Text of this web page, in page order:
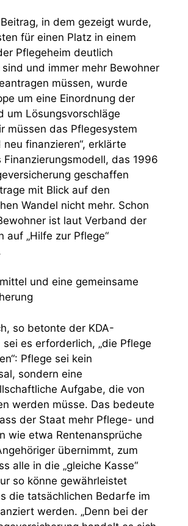
in dem gezeigt wurde,
für einen Platz in einem
Pflegeheim deutlich
und immer mehr Bewohner
müssen, wurde
um eine Einordnung der
um Lösungsvorschläge
müssen das Pflegesystem
finanzieren“, erklärte
Finanzierungsmodell, das 1996
geschaffen
mit Blick auf den
Wandel nicht mehr. Schon
ist laut Verband der
auf „Hilfe zur Pflege“
und eine gemeinsame
so betonte der KDA-
es erforderlich, „die Pflege
Pflege sei kein
sondern eine
Aufgabe, die von
werden müsse. Das bedeute
der Staat mehr Pflege- und
wie etwa Rentenansprüche
übernimmt, zum
alle in die „gleiche Kasse“
so könne gewährleistet
die tatsächlichen Bedarfe im
werden. „Denn bei der